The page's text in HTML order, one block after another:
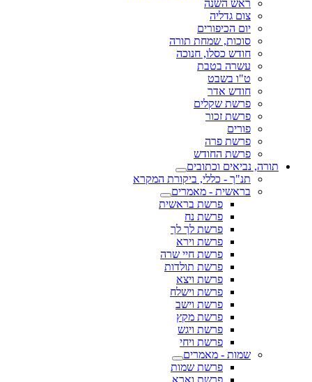
ראש השנה
צום גדליה
יום הכיפורים
סוכות, שמחת תורה
חודש כסלו, חנוכה
עשרה בטבת
ט"ו בשבט
חודש אדר
פרשת שקלים
פרשת זכור
פורים
פרשת פרה
פרשת החודש
תורה, נביאים וכתובים
תנ"ך - כללי, ביקורת המקרא
בראשית - מאמרים
פרשת בראשית
פרשת נח
פרשת לך לך
פרשת וירא
פרשת חיי שרה
פרשת תולדות
פרשת ויצא
פרשת וישלח
פרשת וישב
פרשת מקץ
פרשת ויגש
פרשת ויחי
שמות - מאמרים
פרשת שמות